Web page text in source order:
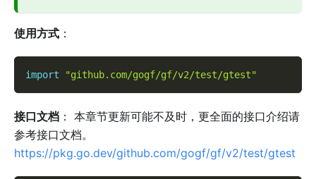
使用方式 ：
import "github.com/gogf/gf/v2/test/gtest"
接口文档 ： 本章节更新可能不及时，更全面的接口介绍请
参考接口文档。
https://pkg.go.dev/github.com/gogf/gf/v2/test/gtest